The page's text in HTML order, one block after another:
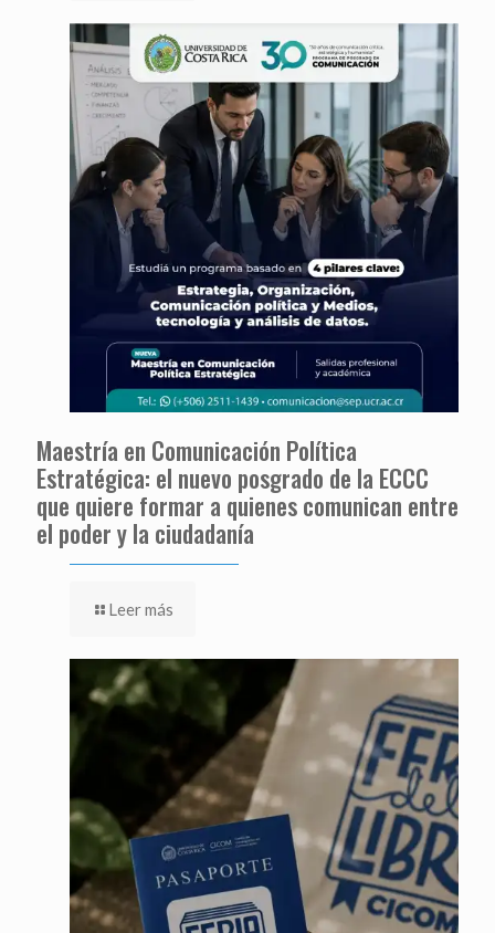
Maestría en Comunicación Política
Estratégica: el nuevo posgrado de la ECCC
que quiere formar a quienes comunican entre
el poder y la ciudadanía
Leer más